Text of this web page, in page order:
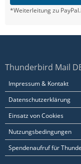
*Weiterleitung zu
Thunderbird Mail
Impressum & Kontakt
Datenschutzerklärung
Einsatz von Cookies
Nutzungsbedingungen
Spendenaufruf für